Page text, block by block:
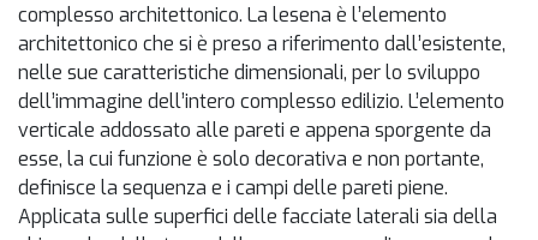
complesso architettonico. La lesena è l’elemento
architettonico che si è preso a riferimento dall’esistente,
nelle sue caratteristiche dimensionali, per lo sviluppo
dell’immagine dell’intero complesso edilizio. L’elemento
verticale addossato alle pareti e appena sporgente da
esse, la cui funzione è solo decorativa e non portante,
definisce la sequenza e i campi delle pareti piene.
Applicata sulle superfici delle facciate laterali sia della